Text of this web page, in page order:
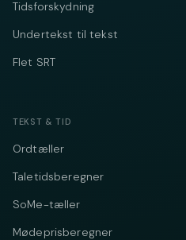
Tidsforskydning
Undertekst til tekst
Flet SRT
TEKST & TID
Ordtæller
Taletidsberegner
SoMe-tæller
Mødeprisberegner